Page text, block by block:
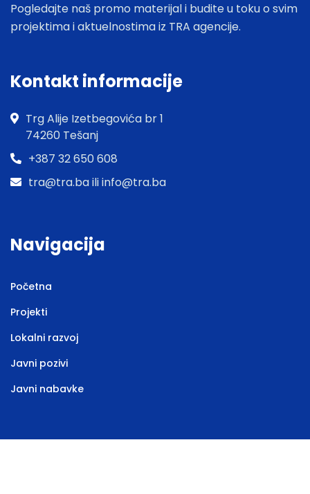
Pogledajte naš promo materijal i budite u toku o svim
projektima i aktuelnostima iz TRA agencije.
Kontakt informacije
Trg Alije Izetbegovića br 1
74260 Tešanj
+387 32 650 608
tra@tra.ba ili info@tra.ba
Navigacija
Početna
Projekti
Lokalni razvoj
Javni pozivi
Javni nabavke